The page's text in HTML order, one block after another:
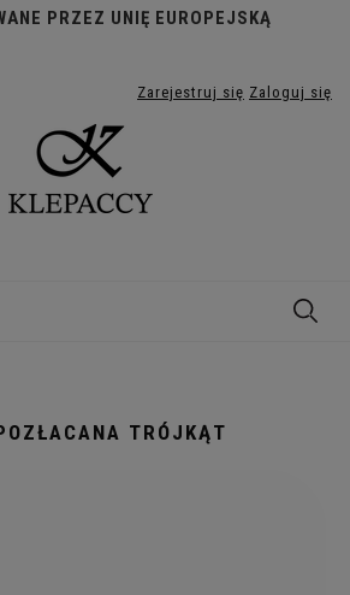
Zarejestruj się Zaloguj się
TRÓJKĄT
PRZEZ UNIĘ EUROPEJSKĄ